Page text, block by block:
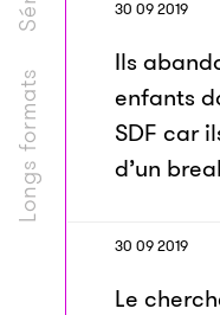
Longs formats
30 09 2019
Ils
enfants
SDF car
d’un
30 09 2019
Le